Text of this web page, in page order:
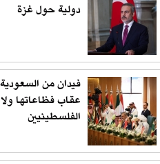
دولية حول غزة
فيدان من
عقاب فظاعاتها
الفلسطينيين